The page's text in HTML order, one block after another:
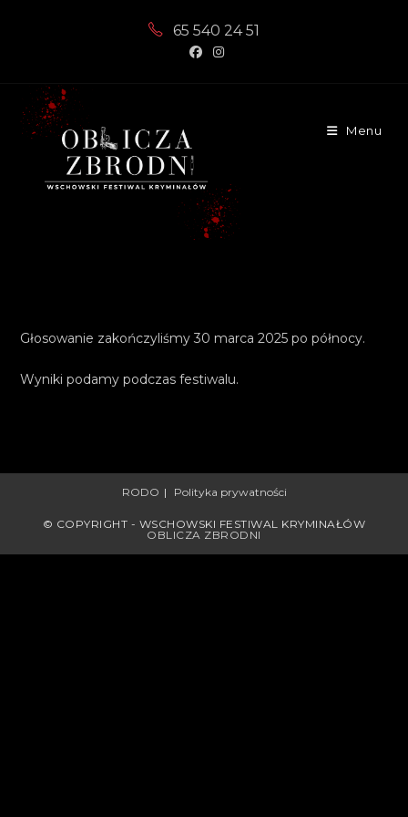
65 540 24 51
Menu
Głosowanie zakończyliśmy 30 marca 2025 po północy.
Wyniki podamy podczas festiwalu.
RODO Polityka prywatności
© COPYRIGHT - WSCHOWSKI FESTIWAL KRYMINAŁÓW
OBLICZA ZBRODNI